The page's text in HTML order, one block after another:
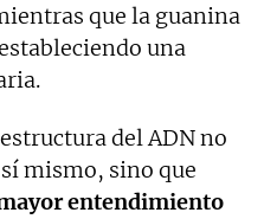
que la guanina
una
del ADN no
mismo, sino que
entendimiento